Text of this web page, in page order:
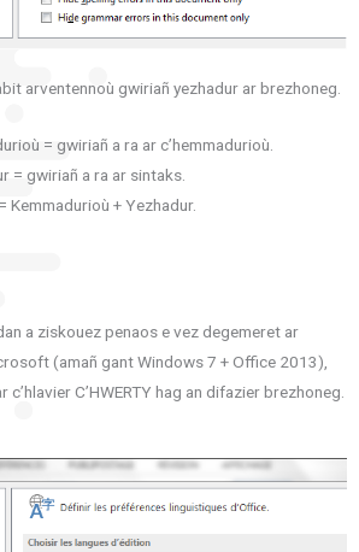
arventennoù gwiriañ yezhadur ar brezhoneg.
= gwiriañ a ra ar c’hemmadurioù.
= gwiriañ a ra ar sintaks.
Kemmadurioù + Yezhadur.
a ziskouez penaos e vez degemeret ar
(amañ gant Windows 7 + Office 2013),
C’HWERTY hag an difazier brezhoneg.